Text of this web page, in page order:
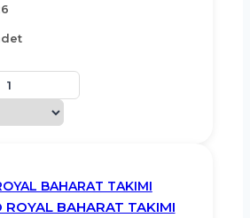
ROYAL BAHARAT TAKIMI